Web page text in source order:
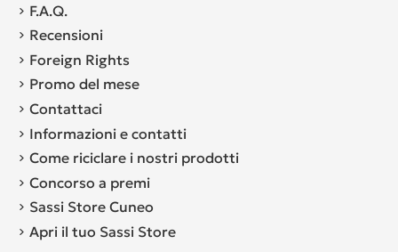
F.A.Q.
Recensioni
Foreign Rights
Promo del mese
Contattaci
Informazioni e contatti
Come riciclare i nostri prodotti
Concorso a premi
Sassi Store Cuneo
Apri il tuo Sassi Store